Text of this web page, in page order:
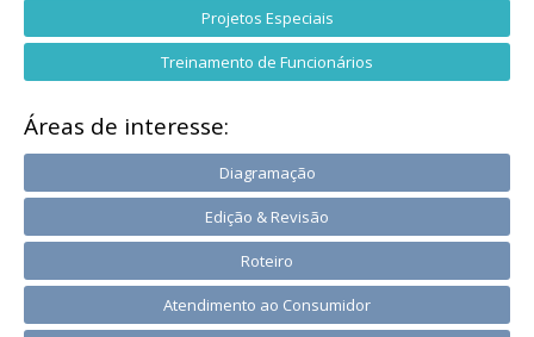
Projetos Especiais
Treinamento de Funcionários
Áreas de interesse:
Diagramação
Edição & Revisão
Roteiro
Atendimento ao Consumidor